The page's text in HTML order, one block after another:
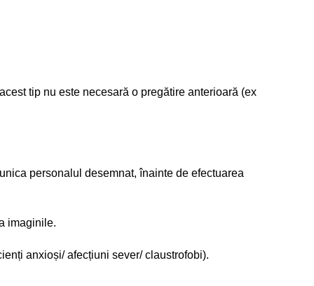
tip nu este necesară o pregătire anterioară (ex
personalul desemnat, înainte de efectuarea
imaginile.
anxioși/ afecțiuni sever/ claustrofobi).